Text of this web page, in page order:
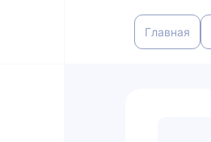
Главная